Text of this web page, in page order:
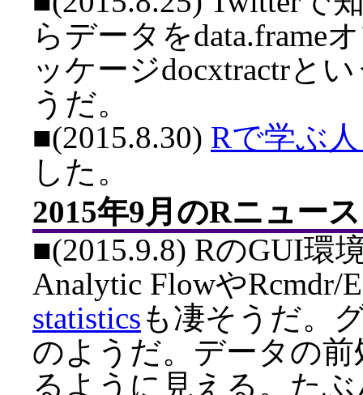
らデータをdata.frame
ッケージdocxtractrと
うだ。
■(2015.8.30) Rで学ぶ
した。
2015年9月のRニュー
■(2015.9.8) RのGUI環
Analytic FlowやRcmdr/
statisticsも凄そうだ。
のようだ。データの
るように見える。た